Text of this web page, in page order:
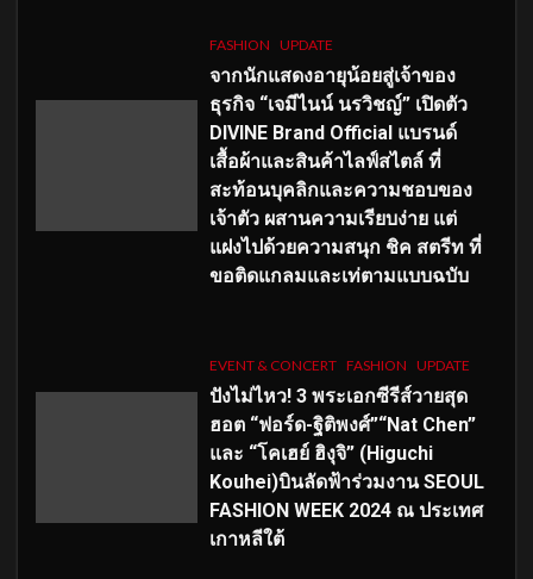
FASHION UPDATE
จากนักแสดงอายุน้อยสู่เจ้าของ
ธุรกิจ “เจมีไนน์ นรวิชญ์” เปิดตัว
DIVINE Brand Official แบรนด์
เสื้อผ้าและสินค้าไลฟ์สไตล์ ที่
สะท้อนบุคลิกและความชอบของ
เจ้าตัว ผสานความเรียบง่าย แต่
แฝงไปด้วยความสนุก ชิค สตรีท ที่
ขอติดแกลมและเท่ตามแบบฉบับ
EVENT & CONCERT FASHION UPDATE
ปังไม่ไหว! 3 พระเอกซีรีส์วายสุด
ฮอต “ฟอร์ด-ฐิติพงศ์”“Nat Chen”
และ “โคเฮย์ ฮิงุจิ” (Higuchi
Kouhei)บินลัดฟ้าร่วมงาน SEOUL
FASHION WEEK 2024 ณ ประเทศ
เกาหลีใต้